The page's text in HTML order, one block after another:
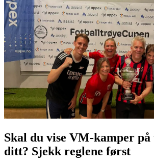
Skal du vise VM-kamper på
ditt? Sjekk reglene først